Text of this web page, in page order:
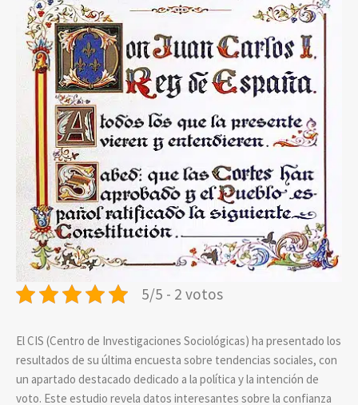
5/5 - 2 votos
El CIS (Centro de Investigaciones Sociológicas) ha presentado los
resultados de su última encuesta sobre tendencias sociales, con
un apartado destacado dedicado a la política y la intención de
voto. Este estudio revela datos interesantes sobre la confianza